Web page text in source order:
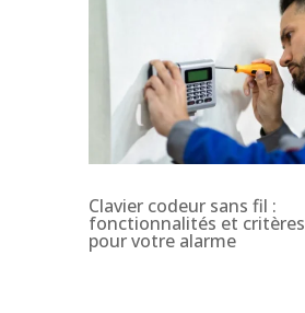
Clavier codeur sans fil :
fonctionnalités et
pour votre alarme